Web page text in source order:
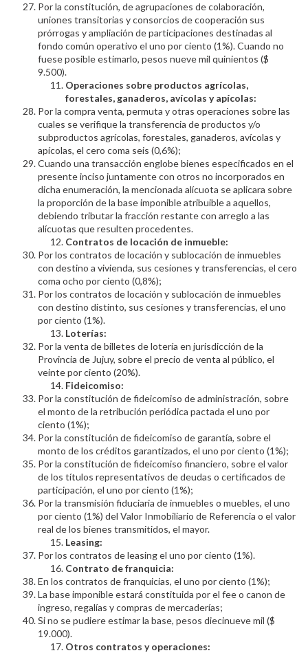
Por la constitución, de agrupaciones de colaboración,
uniones transitorias y consorcios de cooperación sus
prórrogas y ampliación de participaciones destinadas al
fondo común operativo el uno por ciento (1%). Cuando no
fuese posible estimarlo, pesos nueve mil quinientos ($
9.500).
Operaciones sobre productos agrícolas,
forestales, ganaderos, avícolas y apícolas:
Por la compra venta, permuta y otras operaciones sobre las
cuales se verifique la transferencia de productos y/o
subproductos agrícolas, forestales, ganaderos, avícolas y
apícolas, el cero coma seis (0,6%);
Cuando una transacción englobe bienes especificados en el
presente inciso juntamente con otros no incorporados en
dicha enumeración, la mencionada alícuota se aplicara sobre
la proporción de la base imponible atribuible a aquellos,
debiendo tributar la fracción restante con arreglo a las
alícuotas que resulten procedentes.
Contratos de locación de inmueble:
Por los contratos de locación y sublocación de inmuebles
con destino a vivienda, sus cesiones y transferencias, el cero
coma ocho por ciento (0,8%);
Por los contratos de locación y sublocación de inmuebles
con destino distinto, sus cesiones y transferencias, el uno
por ciento (1%).
Loterías:
Por la venta de billetes de lotería en jurisdicción de la
Provincia de Jujuy, sobre el precio de venta al público, el
veinte por ciento (20%).
Fideicomiso:
Por la constitución de fideicomiso de administración, sobre
el monto de la retribución periódica pactada el uno por
ciento (1%);
Por la constitución de fideicomiso de garantía, sobre el
monto de los créditos garantizados, el uno por ciento (1%);
Por la constitución de fideicomiso financiero, sobre el valor
de los títulos representativos de deudas o certificados de
participación, el uno por ciento (1%);
Por la transmisión fiduciaria de inmuebles o muebles, el uno
por ciento (1%) del Valor Inmobiliario de Referencia o el valor
real de los bienes transmitidos, el mayor.
Leasing:
Por los contratos de leasing el uno por ciento (1%).
Contrato de franquicia:
En los contratos de franquicias, el uno por ciento (1%);
La base imponible estará constituida por el fee o canon de
ingreso, regalías y compras de mercaderías;
Si no se pudiere estimar la base, pesos diecinueve mil ($
19.000).
Otros contratos y operaciones: